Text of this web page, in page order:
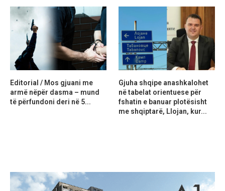
Editorial / Mos gjuani me
armë nëpër dasma – mund
të përfundoni deri në 5...
Gjuha shqipe anashkalohet
në tabelat orientuese për
fshatin e banuar plotësisht
me shqiptarë, Llojan, kur...